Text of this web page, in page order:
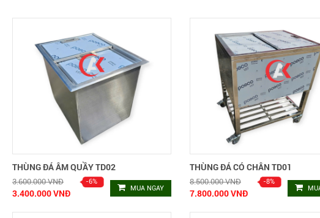
THÙNG ĐÁ ÂM QUẦY TD02
3.600.000 VNĐ
3.400.000 VNĐ MUA NGAY
THÙNG ĐÁ CÓ CHÂN TD01
8.500.000 VNĐ
7.800.000 VNĐ